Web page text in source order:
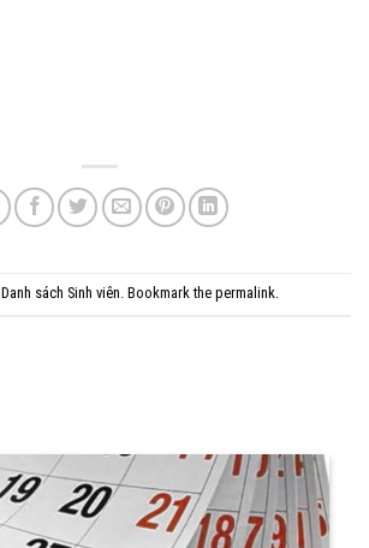
Danh sách Sinh viên . Bookmark the permalink